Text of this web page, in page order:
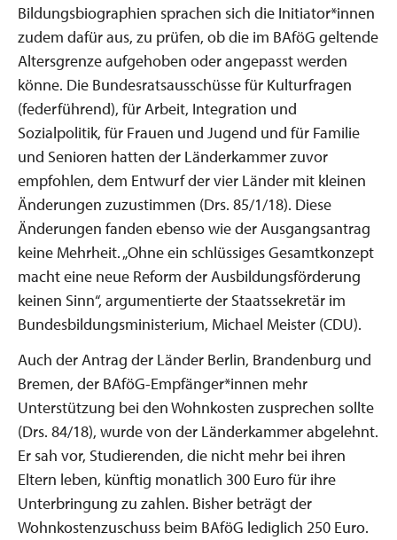
Bildungsbiographien sprachen sich die Initiator*innen
zudem dafür aus, zu prüfen, ob die im BAföG geltende
Altersgrenze aufgehoben oder angepasst werden
könne. Die Bundesratsausschüsse für Kulturfragen
(federführend), für Arbeit, Integration und
Sozialpolitik, für Frauen und Jugend und für Familie
und Senioren hatten der Länderkammer zuvor
empfohlen, dem Entwurf der vier Länder mit kleinen
Änderungen zuzustimmen (Drs. 85/1/18). Diese
Änderungen fanden ebenso wie der Ausgangsantrag
keine Mehrheit. „Ohne ein schlüssiges Gesamtkonzept
macht eine neue Reform der Ausbildungsförderung
keinen Sinn“, argumentierte der Staatssekretär im
Bundesbildungsministerium, Michael Meister (CDU).
Auch der Antrag der Länder Berlin, Brandenburg und
Bremen, der BAföG-Empfänger*innen mehr
Unterstützung bei den Wohnkosten zusprechen sollte
(Drs. 84/18), wurde von der Länderkammer abgelehnt.
Er sah vor, Studierenden, die nicht mehr bei ihren
Eltern leben, künftig monatlich 300 Euro für ihre
Unterbringung zu zahlen. Bisher beträgt der
Wohnkostenzuschuss beim BAföG lediglich 250 Euro.